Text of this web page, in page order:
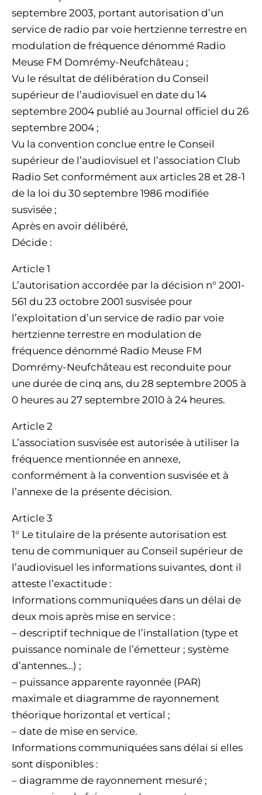
septembre 2003, portant autorisation d’un
service de radio par voie hertzienne terrestre en
modulation de fréquence dénommé Radio
Meuse FM Domrémy-Neufchâteau ;
Vu le résultat de délibération du Conseil
supérieur de l’audiovisuel en date du 14
septembre 2004 publié au Journal officiel du 26
septembre 2004 ;
Vu la convention conclue entre le Conseil
supérieur de l’audiovisuel et l’association Club
Radio Set conformément aux articles 28 et 28-1
de la loi du 30 septembre 1986 modifiée
susvisée ;
Après en avoir délibéré,
Décide :
Article 1
L’autorisation accordée par la décision n° 2001-
561 du 23 octobre 2001 susvisée pour
l’exploitation d’un service de radio par voie
hertzienne terrestre en modulation de
fréquence dénommé Radio Meuse FM
Domrémy-Neufchâteau est reconduite pour
une durée de cinq ans, du 28 septembre 2005 à
0 heures au 27 septembre 2010 à 24 heures.
Article 2
L’association susvisée est autorisée à utiliser la
fréquence mentionnée en annexe,
conformément à la convention susvisée et à
l’annexe de la présente décision.
Article 3
1° Le titulaire de la présente autorisation est
tenu de communiquer au Conseil supérieur de
l’audiovisuel les informations suivantes, dont il
atteste l’exactitude :
Informations communiquées dans un délai de
deux mois après mise en service :
– descriptif technique de l’installation (type et
puissance nominale de l’émetteur ; système
d’antennes…) ;
– puissance apparente rayonnée (PAR)
maximale et diagramme de rayonnement
théorique horizontal et vertical ;
– date de mise en service.
Informations communiquées sans délai si elles
sont disponibles :
– diagramme de rayonnement mesuré ;